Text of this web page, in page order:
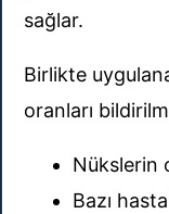
sağlar.
Birlikte
oranları
Nükslerin
Bazı